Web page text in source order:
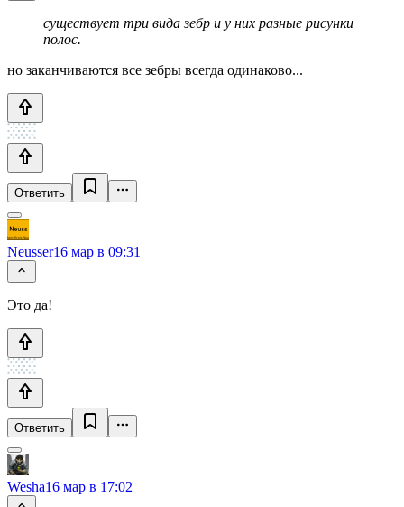
существует три вида зебр и у них разные рисунки
полос.
но заканчиваются все зебры всегда одинаково...
Ответить
Neusser16 мар в 09:31
Это да!
Ответить
Wesha16 мар в 17:02